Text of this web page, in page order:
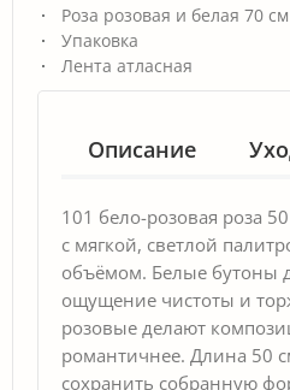
Роза розовая и белая 70
Упаковка
Лента атласная
Описание
101 бело-розовая роза
с мягкой, светлой
объёмом. Белые бутоны
ощущение чистоты и
розовые делают
романтичнее. Длина 50
сохранить собранную